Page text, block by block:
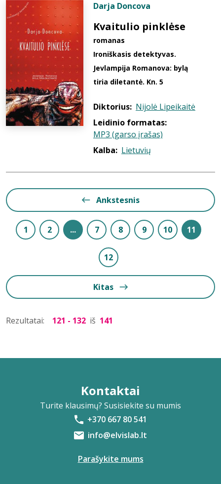
Darja Doncova
Kvaitulio pinklėse
romanas
Ironiškasis detektyvas.
Jevlampija Romanova: bylą
tiria diletantė. Kn. 5
Diktorius: Nijolė Lipeikaitė
Leidinio formatas:
MP3 (garso įrašas)
Kalba: Lietuvių
Ankstesnis
1 2 ... 7 8 9 10 11
12
Kitas
Rezultatai: 121 - 132 iš 141
Kontaktai
Turite klausimų? Susisiekite su mumis
+370 667 80 541
info@elvislab.lt
Parašykite mums